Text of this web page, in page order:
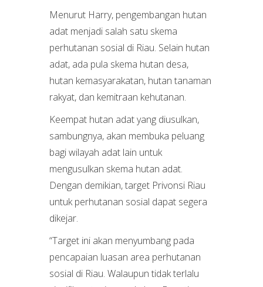
Menurut Harry, pengembangan hutan
adat menjadi salah satu skema
perhutanan sosial di Riau. Selain hutan
adat, ada pula skema hutan desa,
hutan kemasyarakatan, hutan tanaman
rakyat, dan kemitraan kehutanan.
Keempat hutan adat yang diusulkan,
sambungnya, akan membuka peluang
bagi wilayah adat lain untuk
mengusulkan skema hutan adat.
Dengan demikian, target Privonsi Riau
untuk perhutanan sosial dapat segera
dikejar.
“Target ini akan menyumbang pada
pencapaian luasan area perhutanan
sosial di Riau. Walaupun tidak terlalu